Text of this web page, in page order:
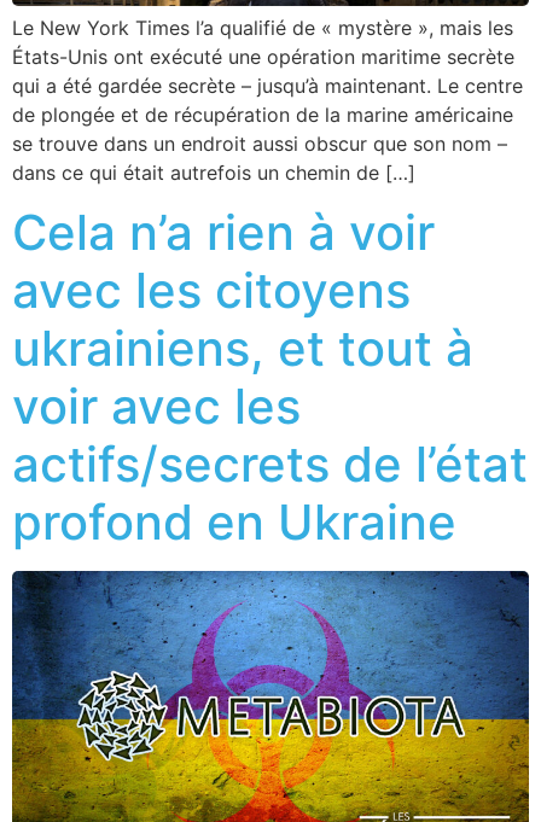
Le New York Times l’a qualifié de « mystère », mais les
États-Unis ont exécuté une opération maritime secrète
qui a été gardée secrète – jusqu’à maintenant. Le centre
de plongée et de récupération de la marine américaine
se trouve dans un endroit aussi obscur que son nom –
dans ce qui était autrefois un chemin de […]
Cela n’a rien à voir
avec les citoyens
ukrainiens, et tout à
voir avec les
actifs/secrets de l’état
profond en Ukraine